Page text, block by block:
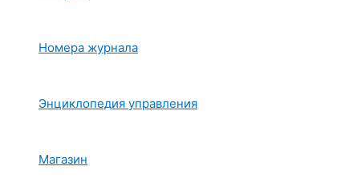
Номера журнала
Энциклопедия управления
Магазин